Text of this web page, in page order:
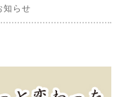
知らせ